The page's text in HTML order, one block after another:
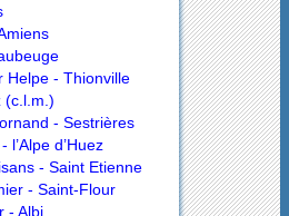
Helpe - Thionville
(c.l.m.)
- Sestrières
l’Alpe d’Huez
- Saint Etienne
- Saint-Flour
- Albi